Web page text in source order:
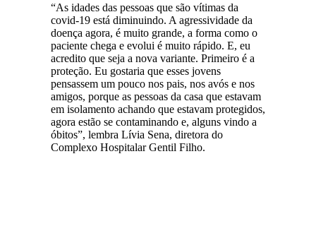
“As idades das pessoas que são vítimas da
covid-19 está diminuindo. A agressividade da
doença agora, é muito grande, a forma como o
paciente chega e evolui é muito rápido. E, eu
acredito que seja a nova variante. Primeiro é a
proteção. Eu gostaria que esses jovens
pensassem um pouco nos pais, nos avós e nos
amigos, porque as pessoas da casa que estavam
em isolamento achando que estavam protegidos,
agora estão se contaminando e, alguns vindo a
óbitos”, lembra Lívia Sena, diretora do
Complexo Hospitalar Gentil Filho.